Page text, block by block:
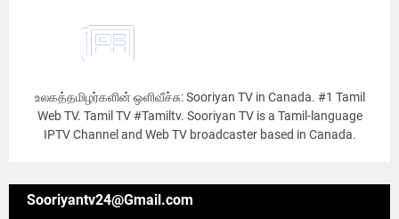
உலகத்தமிழர்களின் ஒளிவீச்சு: Sooriyan TV in Canada. #1 Tamil
Web TV. Tamil TV #Tamiltv. Sooriyan TV is a Tamil-language
IPTV Channel and Web TV broadcaster based in Canada.
Sooriyantv24@Gmail.com